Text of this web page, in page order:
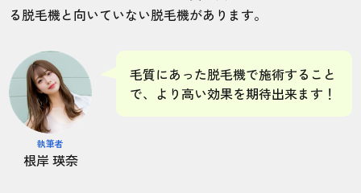
る脱毛機と向いていない脱毛機があります。
執筆者
根岸 瑛奈
毛質にあった脱毛機で施術すること
で、より高い効果を期待出来ます！